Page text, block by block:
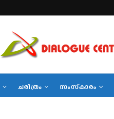
ചരിത്രം സംസ്‌കാരം